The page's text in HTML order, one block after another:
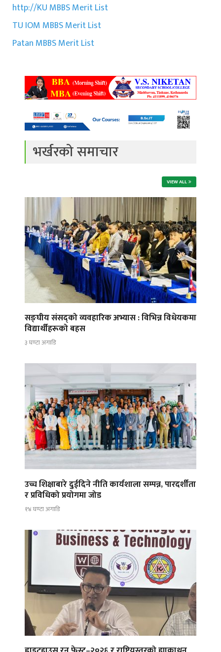
http://KU MBBS Merit List
TU IOM MBBS Merit List
Patan MBBS Merit List
भर्खरको समाचार
VIEW ALL
सङ्घीय संसद्को व्यवहारिक अभ्यास : विभिन्न विधेयकमा
विद्यार्थीहरूको बहस
३ घण्टा अगाडि
उच्च शिक्षाबारे दुईदिने नीति कार्यशाला सम्पन्न, पारदर्शीता
र प्रविधिको प्रयोगमा जोड
१४ घण्टा अगाडि